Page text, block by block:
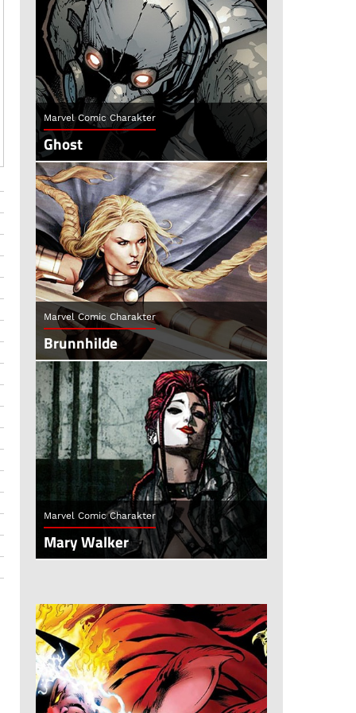
Marvel Comic Charakter
Ghost
Marvel Comic Charakter
Brunnhilde
Marvel Comic Charakter
Mary Walker